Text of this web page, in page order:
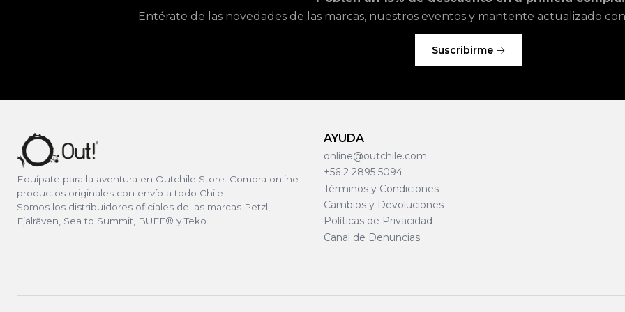
Entérate de las novedades de las marcas, nuestros eventos y mantente actualizado
Suscribirme
Equípate para la aventura en Outchile Store. Compra online
productos originales con envío a todo Chile.
Somos los distribuidores oficiales de las marcas Petzl,
Fjälräven, Sea to Summit, BUFF® y Teko.
AYUDA
online@outchile.com
+56 2 2895 5094
Términos y Condiciones
Cambios y Devoluciones
Políticas de Privacidad
Canal de Denuncias